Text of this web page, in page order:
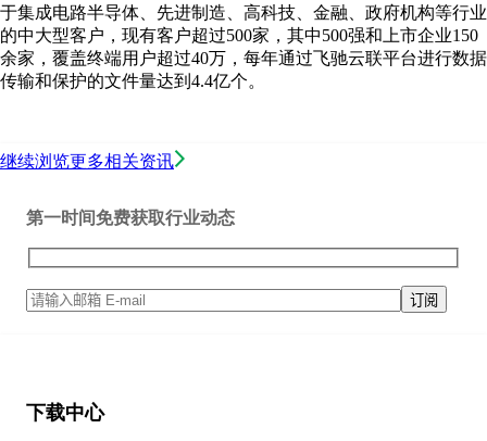
于集成电路半导体、先进制造、高科技、金融、政府机构等行业
的中大型客户，现有客户超过500家，其中500强和上市企业150
余家，覆盖终端用户超过40万，每年通过飞驰云联平台进行数据
传输和保护的文件量达到4.4亿个。
继续浏览更多相关资讯
第一时间免费获取行业动态
下载中心